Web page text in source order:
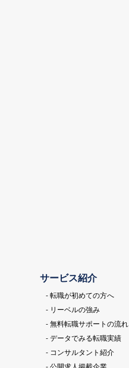
サービス紹介
- 転職が初めての方へ
- リーベルの強み
- 無料転職サポートの流れ
- データでみる転職実績
- コンサルタント紹介
- 公開求人掲載企業